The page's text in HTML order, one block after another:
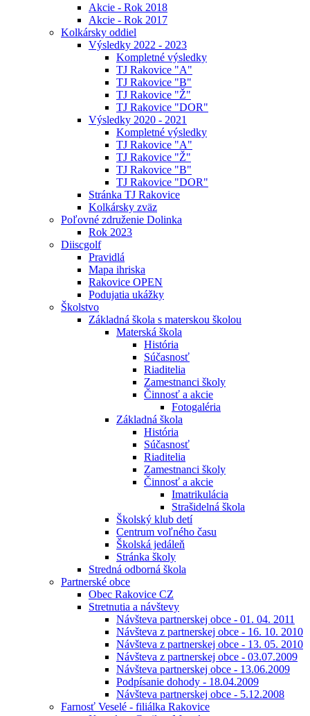
Akcie - Rok 2018
Akcie - Rok 2017
Kolkársky oddiel
Výsledky 2022 - 2023
Kompletné výsledky
TJ Rakovice "A"
TJ Rakovice "B"
TJ Rakovice "Ž"
TJ Rakovice "DOR"
Výsledky 2020 - 2021
Kompletné výsledky
TJ Rakovice "A"
TJ Rakovice "Ž"
TJ Rakovice "B"
TJ Rakovice "DOR"
Stránka TJ Rakovice
Kolkársky zväz
Poľovné združenie Dolinka
Rok 2023
Diiscgolf
Pravidlá
Mapa ihriska
Rakovice OPEN
Podujatia ukážky
Školstvo
Základná škola s materskou školou
Materská škola
História
Súčasnosť
Riaditelia
Zamestnanci školy
Činnosť a akcie
Fotogaléria
Základná škola
História
Súčasnosť
Riaditelia
Zamestnanci školy
Činnosť a akcie
Imatrikulácia
Strašidelná škola
Školský klub detí
Centrum voľného času
Školská jedáleň
Stránka školy
Stredná odborná škola
Partnerské obce
Obec Rakovice CZ
Stretnutia a návštevy
Návšteva partnerskej obce - 01. 04. 2011
Návšteva z partnerskej obce - 16. 10. 2010
Návšteva z partnerskej obce - 13. 05. 2010
Návšteva z partnerskej obce - 03.07.2009
Návšteva partnerskej obce - 13.06.2009
Podpísanie dohody - 18.04.2009
Návšteva partnerskej obce - 5.12.2008
Farnosť Veselé - filiálka Rakovice